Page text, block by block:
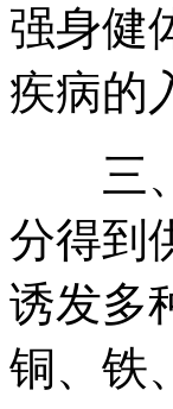
强身健
疾病的
三、
分得到
诱发多
铜、铁